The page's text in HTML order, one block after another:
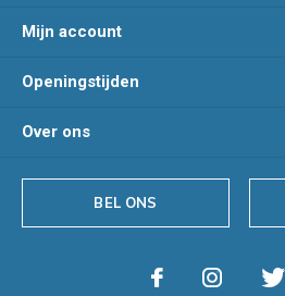
Mijn account
Openingstijden
Over ons
BEL ONS